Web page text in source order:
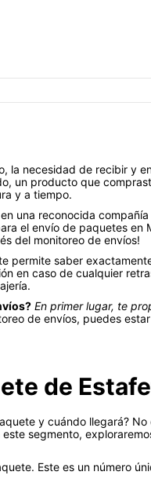
la necesidad de recibir y
un producto que
y a tiempo.
una reconocida
el envío de paquetes
del monitoreo de envíos!
permite saber
en caso de cualquier
En primer lugar, te
de envíos, puedes
de
y cuándo llegará?
segmento,
Este es un número